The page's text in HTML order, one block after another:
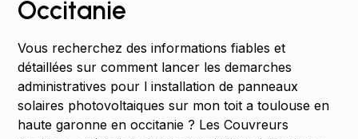
Occitanie
Vous recherchez des informations fiables et
détaillées sur comment lancer les demarches
administratives pour l installation de panneaux
solaires photovoltaiques sur mon toit a toulouse en
haute garonne en occitanie ? Les Couvreurs